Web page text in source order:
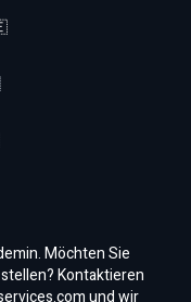
Möchten Sie
Kontaktieren
und wir